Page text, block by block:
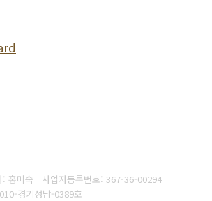
: 홍미숙 사업자등록번호: 367-36-00294
경기성남-0389호